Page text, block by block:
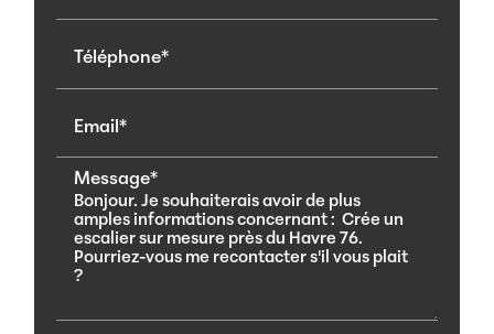
Téléphone*
Email*
Message*